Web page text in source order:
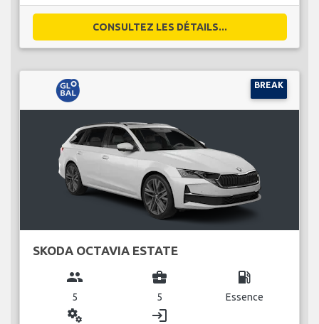
CONSULTEZ LES DÉTAILS...
BREAK
SKODA OCTAVIA ESTATE
group
5
business_center
5
local_gas_station
Essence
miscellaneous_services login